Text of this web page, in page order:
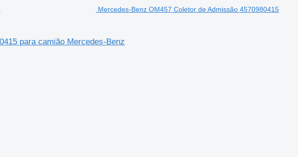
Mercedes-Benz OM457 Coletor de Admissão 4570980415
para camião Mercedes-Benz